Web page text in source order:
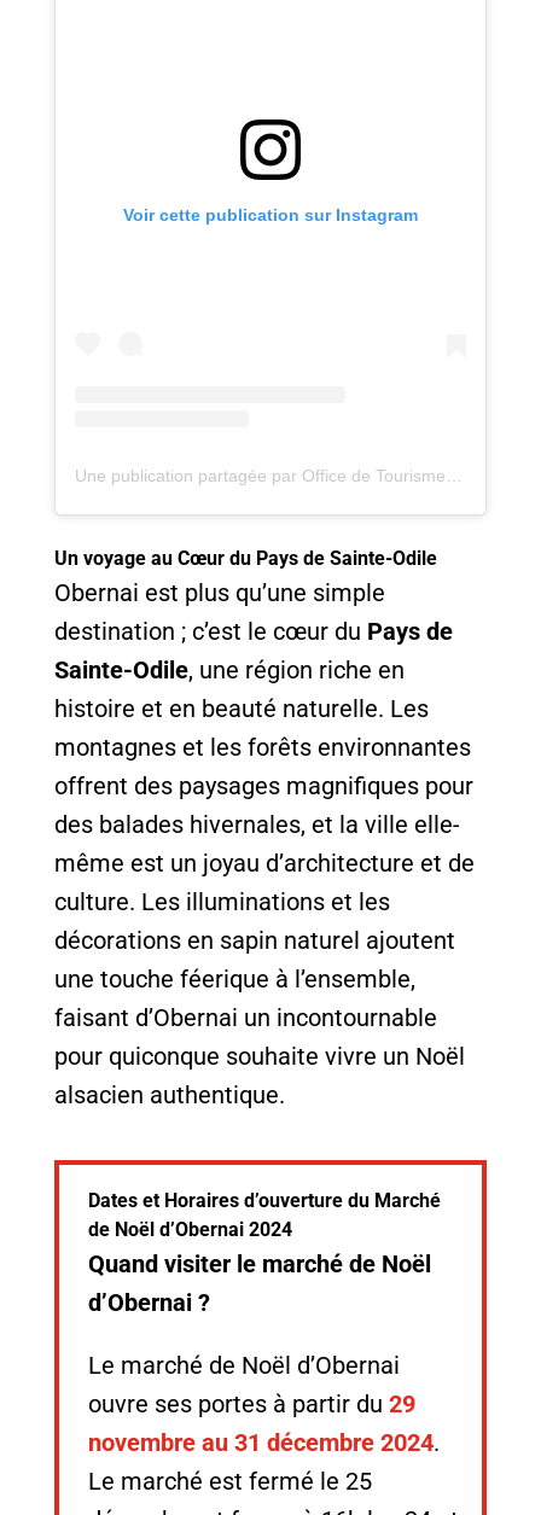
Voir cette publication sur Instagram
Un voyage au Cœur du Pays de Sainte-Odile
Obernai est plus qu’une simple
destination ; c’est le cœur du Pays de
Sainte-Odile, une région riche en
histoire et en beauté naturelle. Les
montagnes et les forêts environnantes
offrent des paysages magnifiques pour
des balades hivernales, et la ville elle-
même est un joyau d’architecture et de
culture. Les illuminations et les
décorations en sapin naturel ajoutent
une touche féerique à l’ensemble,
faisant d’Obernai un incontournable
pour quiconque souhaite vivre un Noël
alsacien authentique.
Dates et Horaires d’ouverture du Marché
de Noël d’Obernai 2024
Quand visiter le marché de Noël
d’Obernai ?
Le marché de Noël d’Obernai
ouvre ses portes à partir du 29
novembre au 31 décembre 2024.
Le marché est fermé le 25